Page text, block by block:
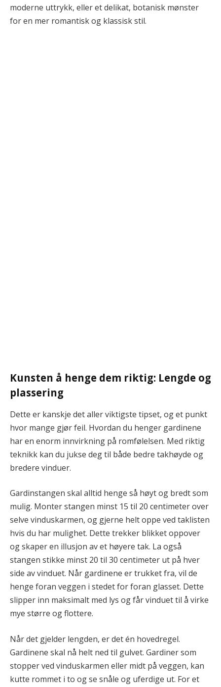
moderne uttrykk, eller et delikat, botanisk mønster
for en mer romantisk og klassisk stil.
Kunsten å henge dem riktig: Lengde og
plassering
Dette er kanskje det aller viktigste tipset, og et punkt
hvor mange gjør feil. Hvordan du henger gardinene
har en enorm innvirkning på romfølelsen. Med riktig
teknikk kan du jukse deg til både bedre takhøyde og
bredere vinduer.
Gardinstangen skal alltid henge så høyt og bredt som
mulig. Monter stangen minst 15 til 20 centimeter over
selve vinduskarmen, og gjerne helt oppe ved taklisten
hvis du har mulighet. Dette trekker blikket oppover
og skaper en illusjon av et høyere tak. La også
stangen stikke minst 20 til 30 centimeter ut på hver
side av vinduet. Når gardinene er trukket fra, vil de
henge foran veggen i stedet for foran glasset. Dette
slipper inn maksimalt med lys og får vinduet til å virke
mye større og flottere.
Når det gjelder lengden, er det én hovedregel.
Gardinene skal nå helt ned til gulvet. Gardiner som
stopper ved vinduskarmen eller midt på veggen, kan
kutte rommet i to og se snåle og uferdige ut. For et